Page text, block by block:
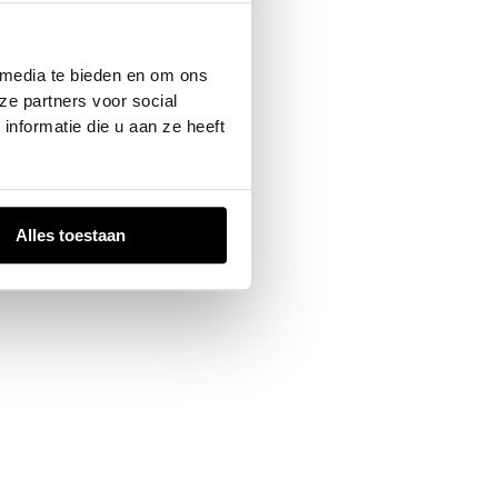
te bieden en om ons
partners voor social
die u aan ze heeft
Alles toestaan
for more information).